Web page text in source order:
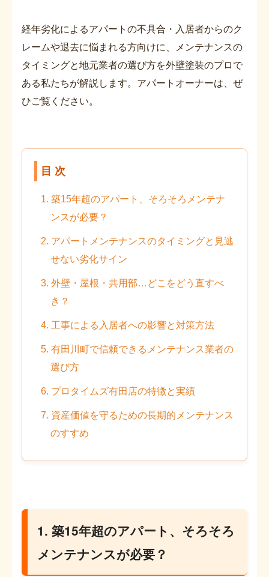
経年劣化によるアパートの不具合・入居者からのク
レームや退去に悩まれる方向けに、メンテナンスの
タイミングと地元業者の選び方を外壁塗装のプロで
ある私たちが解説します。アパートオーナーは、ぜ
ひご覧ください。
目 次
1. 築15年超のアパート、そろそろメンテナ
ンスが必要？
2. アパートメンテナンスのタイミングと見逃
せない劣化サイン
3. 外壁・屋根・共用部…どこをどう直すべ
き？
4. 工事による入居者への影響と対策方法
5. 有田川町で信頼できるメンテナンス業者の
選び方
6. プロタイムズ有田店の特徴と実績
7. 資産価値を守るための長期的メンテナンス
のすすめ
1. 築15年超のアパート、そろそろ
メンテナンスが必要？